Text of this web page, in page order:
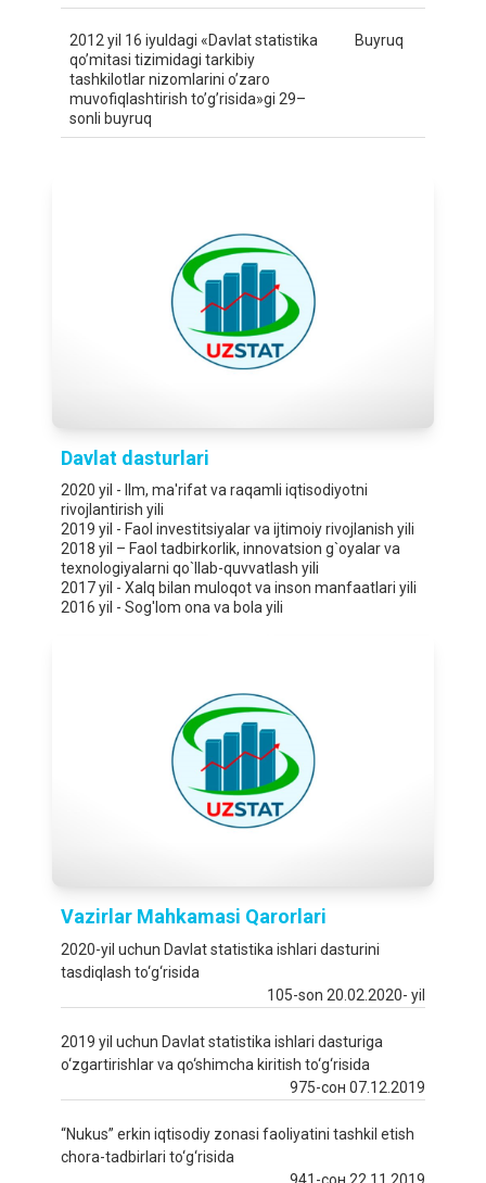
2012 yil 16 iyuldagi «Davlat statistika
qo’mitasi tizimidagi tarkibiy
tashkilotlar nizomlarini o’zaro
muvofiqlashtirish to’g’risida»gi 29–
sonli buyruq
Buyruq
Davlat dasturlari
2020 yil - Ilm, ma'rifat va raqamli iqtisodiyotni
rivojlantirish yili
2019 yil - Faol investitsiyalar va ijtimoiy rivojlanish yili
2018 yil – Faol tadbirkorlik, innovatsion g`oyalar va
texnologiyalarni qo`llab-quvvatlash yili
2017 yil - Xalq bilan muloqot va inson manfaatlari yili
2016 yil - Sog'lom ona va bola yili
Vazirlar Mahkamasi Qаrorlаri
2020-yil uchun Davlat statistika ishlari dasturini
tasdiqlash to‘g‘risida
105-son 20.02.2020- yil
2019 yil uchun Davlat statistika ishlari dasturiga
o‘zgartirishlar va qo‘shimcha kiritish to‘g‘risida
975-сон 07.12.2019
“Nukus” erkin iqtisodiy zonasi faoliyatini tashkil etish
chora-tadbirlari to‘g‘risida